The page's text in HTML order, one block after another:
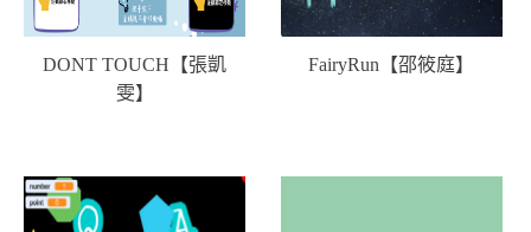
DONT TOUCH【張凱
雯】
FairyRun【邵筱庭】